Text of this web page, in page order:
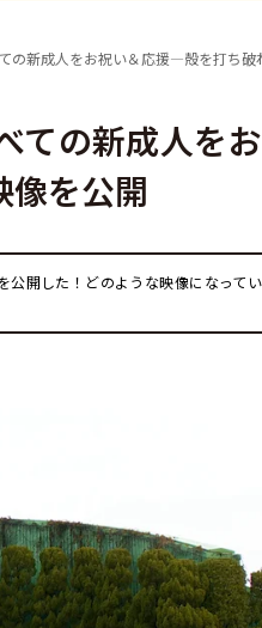
の新成人をお祝い＆応援—殻を打ち
ての新成人を
を公開
公開した！どのような映像になって